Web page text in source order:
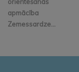
orientēšanās
apmācība
Zemessardze...